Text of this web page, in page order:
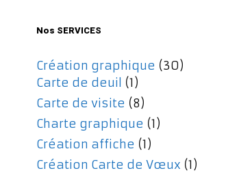
Nos SERVICES
Création graphique (30)
Carte de deuil (1)
Carte de visite (8)
Charte graphique (1)
Création affiche (1)
Création Carte de Vœux (1)